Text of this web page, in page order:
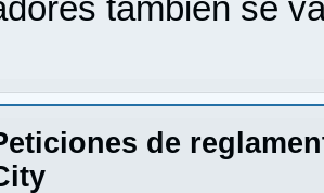
también se
de